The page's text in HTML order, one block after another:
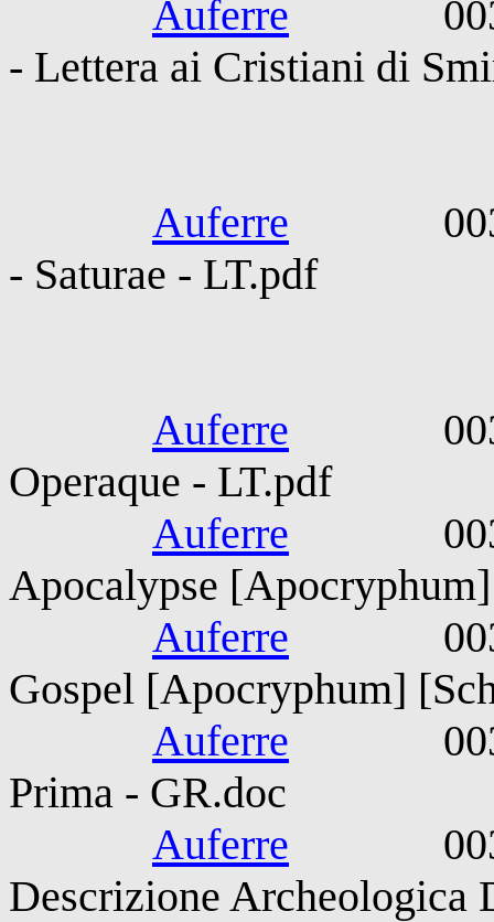
Auferre 0030-
- Lettera ai Cristiani di
Auferre 0032-
- Saturae - LT.pdf
Auferre 0033-
Operaque - LT.pdf
Auferre 0033-
Apocalypse
Auferre 0033-
Gospel [Apocryphum]
Auferre 0033-
Prima - GR.doc
Auferre 0033-
Descrizione Archeologica